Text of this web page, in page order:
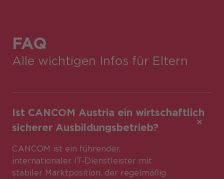
FAQ
Alle wichtigen Infos für Eltern
Ist CANCOM Austria ein wirtschaftlich
sicherer Ausbildungsbetrieb?
CANCOM ist ein führender,
internationaler IT‑Dienstleister mit
stabiler Marktposition, der regelmäßig